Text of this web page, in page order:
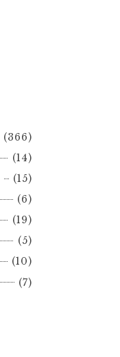
(366)
(14)
(15)
(6)
(19)
(5)
(10)
(7)